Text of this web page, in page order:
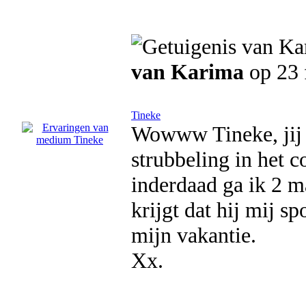
van Karima op 23
Tineke
Wowww Tineke, jij
strubbeling in het
inderdaad ga ik 2
krijgt dat hij mij
mijn vakantie.
Xx.